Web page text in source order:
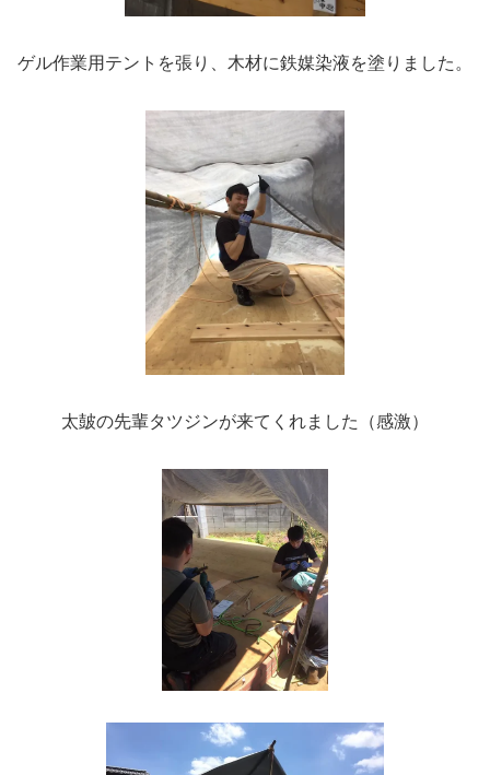
ゲル作業用テントを張り、木材に鉄媒染液を塗りました。
太皷の先輩タツジンが来てくれました（感激）